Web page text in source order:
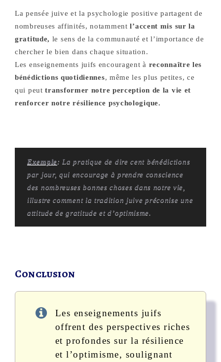
La pensée juive et la psychologie positive partagent de
nombreuses affinités, notammentl’accent mis sur la
gratitude, le sens de la communauté et l’importance de
chercher le bien dans chaque situation.
Les enseignements juifs encouragent à reconnaître les
bénédictions quotidiennes, même les plus petites, ce
qui peuttransformer notre perception de la vie et
renforcer notre résilience psychologique.
Exemple: La pratique de dire cent bénédictions
par jour, qui encourage à prendre conscience
des nombreuses bonnes choses dans notre vie,
illustre comment la tradition juive préconise une
attitude de gratitude et d’optimisme.
Conclusion
Les enseignements juifs
offrent des perspectives riches
et profondes sur la résilience
et l’optimisme, soulignant